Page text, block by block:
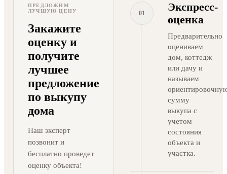
ПРЕДЛОЖИМ
ЛУЧШУЮ ЦЕНУ
Закажите
оценку и
получите
лучшее
предложение
по выкупу
дома
Наш эксперт
позвонит и
бесплатно проведет
оценку объекта!
01
Экспресс-
оценка
Предварительно
оцениваем
дом, коттедж
или дачу и
называем
сумму
выкупа с
учетом
состояния
объекта и
участка.